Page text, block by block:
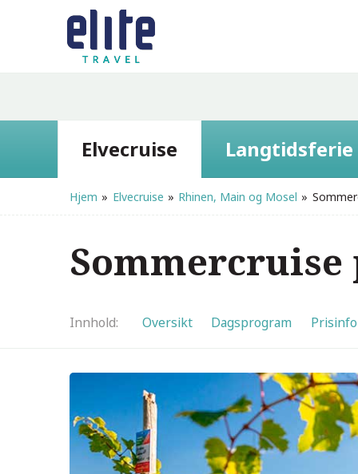
Elvecruise Langtidsferie
Hjem » Elvecruise » Rhinen, Main og Mosel »
Sommercruise
Innhold Oversikt Dagsprogram Prisinfo